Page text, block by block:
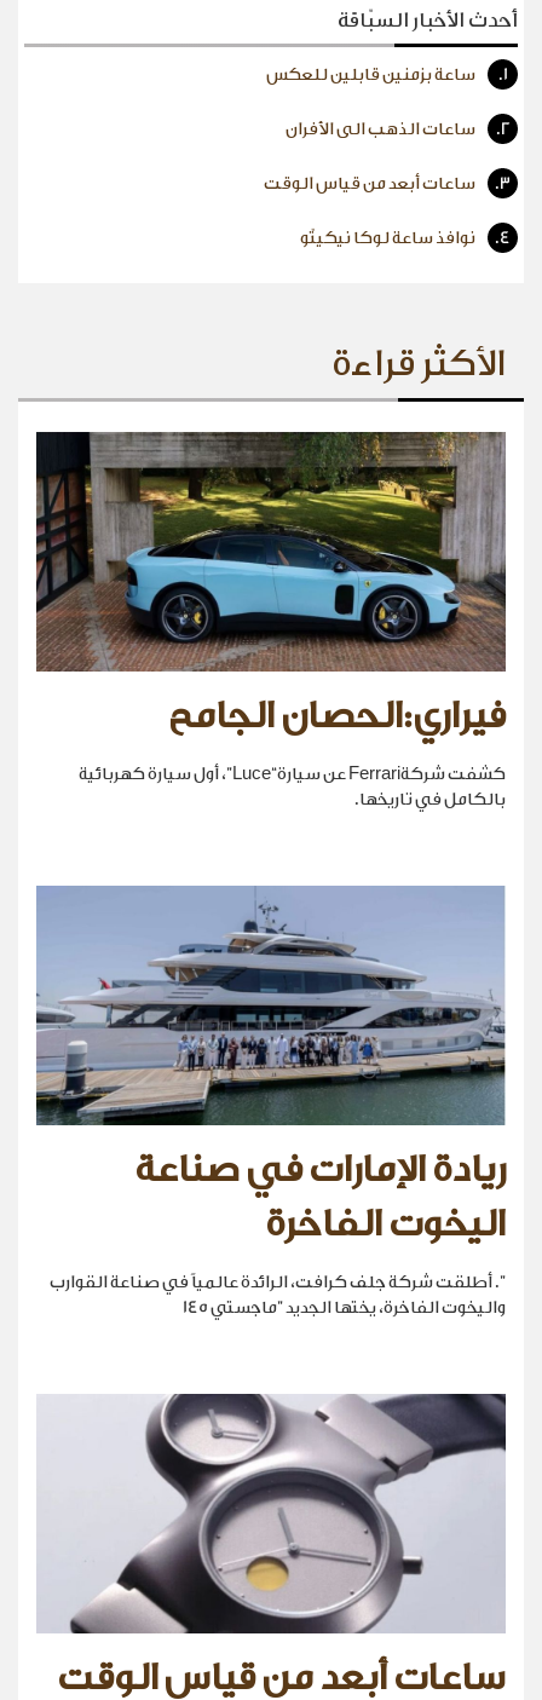
أحدث الأخبار السبّاقة
1. ساعة بزمنين قابلين للعكس
2. ساعات الذهب الى الأفران
3. ساعات أبعد من قياس الوقت
4. نوافذ ساعة لوكا نيكيتّو
الأكثر قراءة
فيراري:الحصان الجامح
كشفت شركةFerrari عن سيارة“Luce”، أول سيارة كهربائية
بالكامل في تاريخها.
ريادة الإمارات في صناعة
اليخوت الفاخرة
". أطلقت شركة جلف كرافت، الرائدة عالمياً في صناعة القوارب
واليخوت الفاخرة، يختها الجديد "ماجستي 145
ساعات أبعد من قياس الوقت